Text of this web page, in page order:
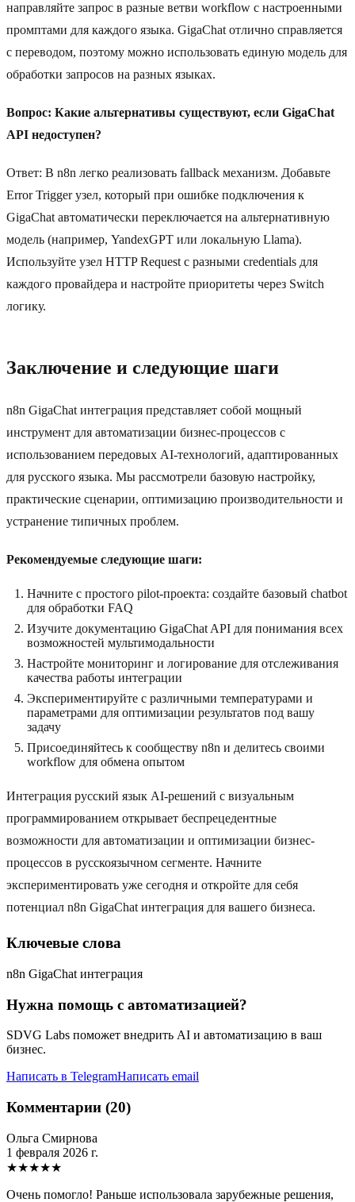
направляйте запрос в разные ветви workflow с настроенными
промптами для каждого языка. GigaChat отлично справляется
с переводом, поэтому можно использовать единую модель для
обработки запросов на разных языках.
Вопрос: Какие альтернативы существуют, если GigaChat
API недоступен?
Ответ: В n8n легко реализовать fallback механизм. Добавьте
Error Trigger узел, который при ошибке подключения к
GigaChat автоматически переключается на альтернативную
модель (например, YandexGPT или локальную Llama).
Используйте узел HTTP Request с разными credentials для
каждого провайдера и настройте приоритеты через Switch
логику.
Заключение и следующие шаги
n8n GigaChat интеграция представляет собой мощный
инструмент для автоматизации бизнес-процессов с
использованием передовых AI-технологий, адаптированных
для русского языка. Мы рассмотрели базовую настройку,
практические сценарии, оптимизацию производительности и
устранение типичных проблем.
Рекомендуемые следующие шаги:
Начните с простого pilot-проекта: создайте базовый chatbot
для обработки FAQ
Изучите документацию GigaChat API для понимания всех
возможностей мультимодальности
Настройте мониторинг и логирование для отслеживания
качества работы интеграции
Экспериментируйте с различными температурами и
параметрами для оптимизации результатов под вашу
задачу
Присоединяйтесь к сообществу n8n и делитесь своими
workflow для обмена опытом
Интеграция русский язык AI-решений с визуальным
программированием открывает беспрецедентные
возможности для автоматизации и оптимизации бизнес-
процессов в русскоязычном сегменте. Начните
экспериментировать уже сегодня и откройте для себя
потенциал n8n GigaChat интеграция для вашего бизнеса.
Ключевые слова
n8n GigaChat интеграция
Нужна помощь с автоматизацией?
SDVG Labs поможет внедрить AI и автоматизацию в ваш
бизнес.
Написать в TelegramНаписать email
Комментарии (20)
Ольга Смирнова
1 февраля 2026 г.
★★★★★
Очень помогло! Раньше использовала зарубежные решения,